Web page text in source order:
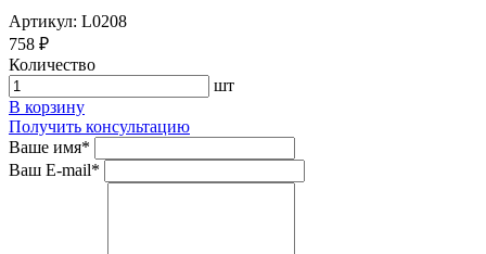
Артикул: L0208
758 ₽
Количество
шт
В корзину
Получить консультацию
Ваше имя*
Ваш E-mail*